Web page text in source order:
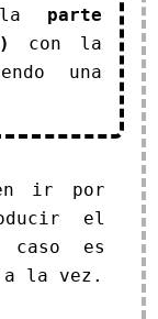
la parte
con la
una
ir por
el
caso es
la vez.